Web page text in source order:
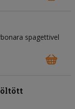
spagettivel